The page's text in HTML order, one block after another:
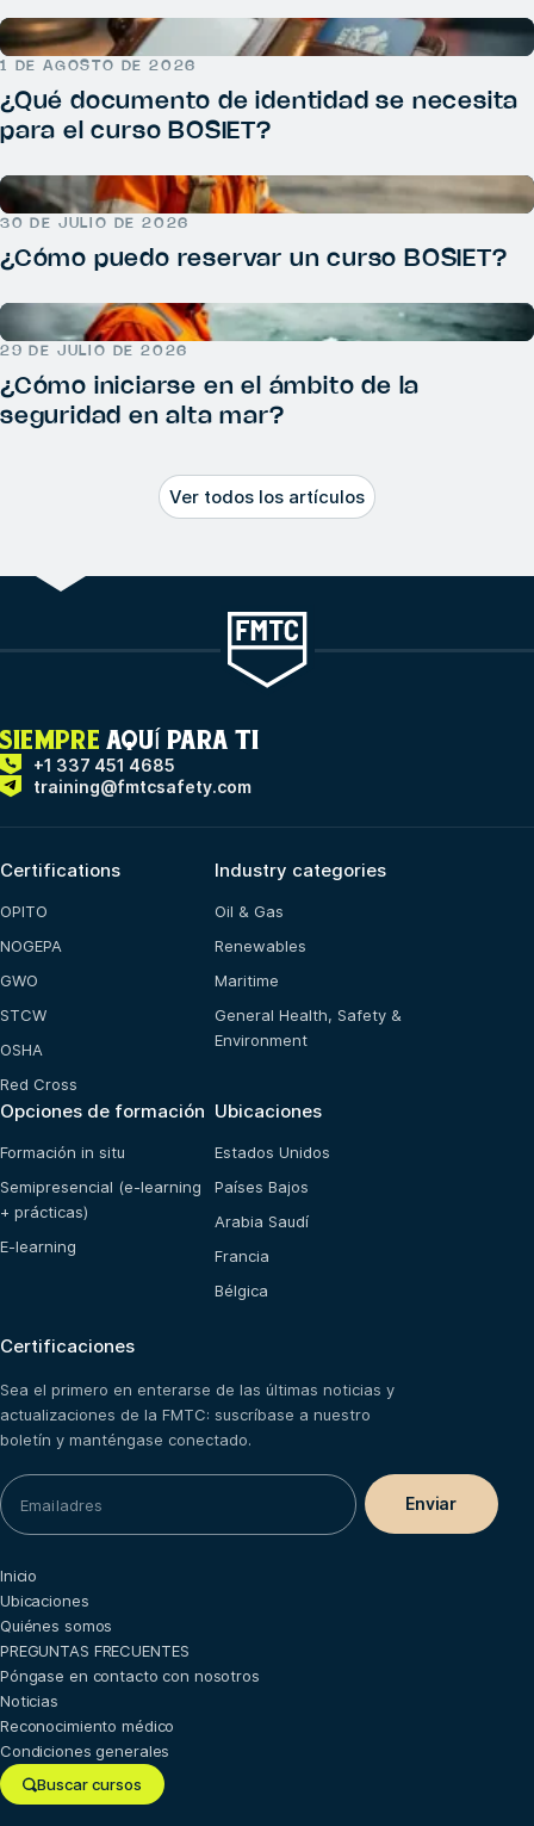
1 DE AGOSTO DE 2026
¿Qué documento de identidad se necesita
para el curso BOSIET?
30 DE JULIO DE 2026
¿Cómo puedo reservar un curso BOSIET?
29 DE JULIO DE 2026
¿Cómo iniciarse en el ámbito de la
seguridad en alta mar?
Ver todos los artículos
SIEMPRE AQUÍ PARA TI
+1 337 451 4685
training@fmtcsafety.com
Certifications
OPITO
NOGEPA
GWO
STCW
OSHA
Red Cross
Industry categories
Oil & Gas
Renewables
Maritime
General Health, Safety &
Environment
Opciones de formación
Formación in situ
Semipresencial (e-learning
+ prácticas)
E-learning
Ubicaciones
Estados Unidos
Países Bajos
Arabia Saudí
Francia
Bélgica
Certificaciones
Sea el primero en enterarse de las últimas noticias y
actualizaciones de la FMTC: suscríbase a nuestro
boletín y manténgase conectado.
Buscar cursos
Inicio
Ubicaciones
Quiénes somos
PREGUNTAS FRECUENTES
Póngase en contacto con nosotros
Noticias
Reconocimiento médico
Condiciones generales